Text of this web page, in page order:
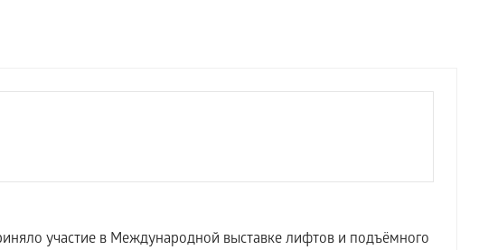
участие в Международной выставке лифтов и подъёмного